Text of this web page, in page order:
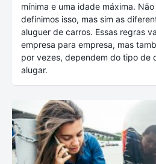
mínima e uma idade máxima.
definimos isso, mas sim as
aluguer de carros. Essas regras
empresa para empresa, mas
por vezes, dependem do tipo de
alugar.